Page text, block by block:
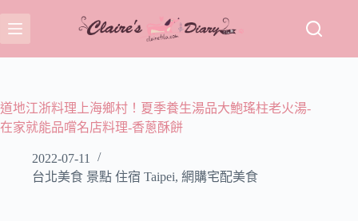
至
主
容
道地江浙料理上海鄉村！夏季養生湯品大鮑瑤柱老火湯-
在家就能品嚐名店料理-香蔥酥餅
2022-07-11
台北美食 景點 住宿 Taipei, 網購宅配美食